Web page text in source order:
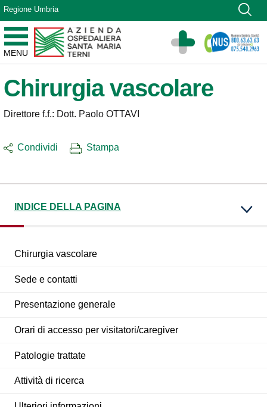
Vai ai contenuti
Vai al menu di navigazione
Vai al footer
Regione Umbria
MENU
Azienda Ospedaliera Santa Maria di Terni
Sito Istituzionale
Chirurgia vascolare
Direttore f.f.: Dott. Paolo OTTAVI
Condividi Stampa
INDICE DELLA PAGINA
Chirurgia vascolare
Sede e contatti
Presentazione generale
Orari di accesso per visitatori/caregiver
Patologie trattate
Attività di ricerca